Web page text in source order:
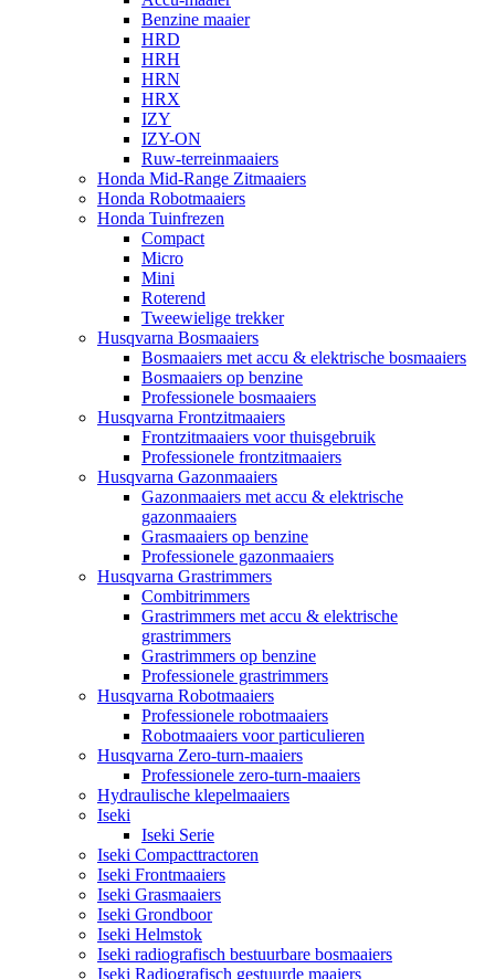
Benzine maaier
HRD
HRH
HRN
HRX
IZY
IZY-ON
Ruw-terreinmaaiers
Honda Mid-Range Zitmaaiers
Honda Robotmaaiers
Honda Tuinfrezen
Compact
Micro
Mini
Roterend
Tweewielige trekker
Husqvarna Bosmaaiers
Bosmaaiers met accu & elektrische bosmaaiers
Bosmaaiers op benzine
Professionele bosmaaiers
Husqvarna Frontzitmaaiers
Frontzitmaaiers voor thuisgebruik
Professionele frontzitmaaiers
Husqvarna Gazonmaaiers
Gazonmaaiers met accu & elektrische
gazonmaaiers
Grasmaaiers op benzine
Professionele gazonmaaiers
Husqvarna Grastrimmers
Combitrimmers
Grastrimmers met accu & elektrische
grastrimmers
Grastrimmers op benzine
Professionele grastrimmers
Husqvarna Robotmaaiers
Professionele robotmaaiers
Robotmaaiers voor particulieren
Husqvarna Zero-turn-maaiers
Professionele zero-turn-maaiers
Hydraulische klepelmaaiers
Iseki
Iseki Serie
Iseki Compacttractoren
Iseki Frontmaaiers
Iseki Grasmaaiers
Iseki Grondboor
Iseki Helmstok
Iseki radiografisch bestuurbare bosmaaiers
Iseki Radiografisch gestuurde maaiers